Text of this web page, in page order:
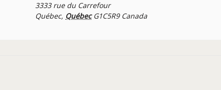
3333 rue du Carrefour
Québec, Québec G1C5R9 Canada